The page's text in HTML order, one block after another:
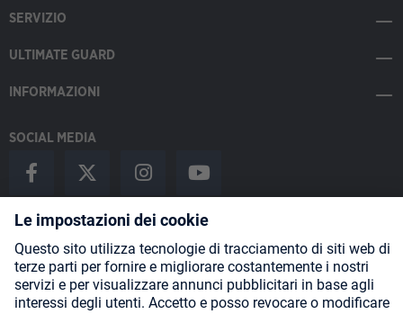
SERVIZIO
ULTIMATE GUARD
INFORMAZIONI
SOCIAL MEDIA
Payment Methods
Shipping